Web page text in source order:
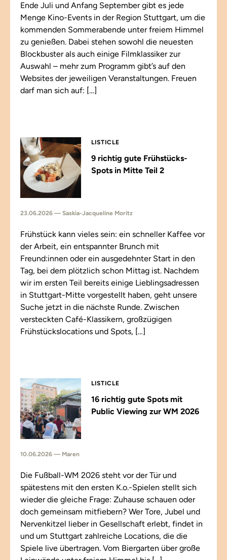
Ende Juli und Anfang September gibt es jede
Menge Kino-Events in der Region Stuttgart, um die
kommenden Sommerabende unter freiem Himmel
zu genießen. Dabei stehen sowohl die neuesten
Blockbuster als auch einige Filmklassiker zur
Auswahl – mehr zum Programm gibt’s auf den
Websites der jeweiligen Veranstaltungen. Freuen
darf man sich auf: […]
LISTICLE
9 richtig gute Frühstücks-
Spots in Mitte Teil 2
23.06.2026 — Saskia-Jacqueline Moritz
Frühstück kann vieles sein: ein schneller Kaffee vor
der Arbeit, ein entspannter Brunch mit
Freund:innen oder ein ausgedehnter Start in den
Tag, bei dem plötzlich schon Mittag ist. Nachdem
wir im ersten Teil bereits einige Lieblingsadressen
in Stuttgart-Mitte vorgestellt haben, geht unsere
Suche jetzt in die nächste Runde. Zwischen
versteckten Café-Klassikern, großzügigen
Frühstückslocations und Spots, […]
LISTICLE
16 richtig gute Spots mit
Public Viewing zur WM 2026
10.06.2026 — Maren
Die Fußball-WM 2026 steht vor der Tür und
spätestens mit den ersten K.o.-Spielen stellt sich
wieder die gleiche Frage: Zuhause schauen oder
doch gemeinsam mitfiebern? Wer Tore, Jubel und
Nervenkitzel lieber in Gesellschaft erlebt, findet in
und um Stuttgart zahlreiche Locations, die die
Spiele live übertragen. Vom Biergarten über große